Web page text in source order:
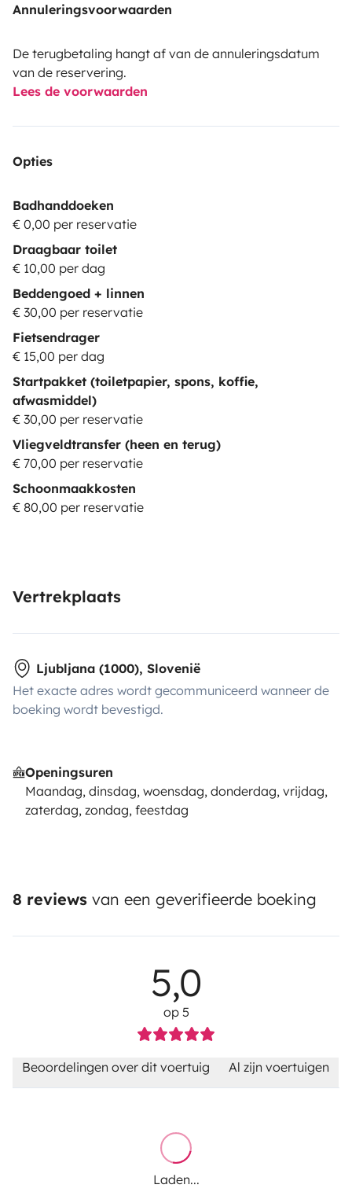
Annuleringsvoorwaarden
De terugbetaling hangt af van de annuleringsdatum
van de reservering.
Lees de voorwaarden
Opties
Badhanddoeken
€ 0,00 per reservatie
Draagbaar toilet
€ 10,00 per dag
Beddengoed + linnen
€ 30,00 per reservatie
Fietsendrager
€ 15,00 per dag
Startpakket (toiletpapier, spons, koffie,
afwasmiddel)
€ 30,00 per reservatie
Vliegveldtransfer (heen en terug)
€ 70,00 per reservatie
Schoonmaakkosten
€ 80,00 per reservatie
Vertrekplaats
Ljubljana (1000), Slovenië
Het exacte adres wordt gecommuniceerd wanneer de
boeking wordt bevestigd.
Openingsuren
Maandag, dinsdag, woensdag, donderdag, vrijdag,
zaterdag, zondag, feestdag
8 reviews van een geverifieerde boeking
5,0
op 5
Beoordelingen over dit voertuig Al zijn voertuigen
Laden...